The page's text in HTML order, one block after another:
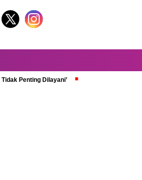
Penting Dilayani’